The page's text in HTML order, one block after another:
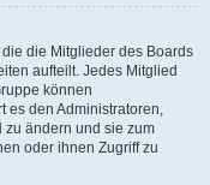
die Mitglieder des Boards
aufteilt. Jedes Mitglied
können
es den Administratoren,
zu ändern und sie zum
oder ihnen Zugriff zu